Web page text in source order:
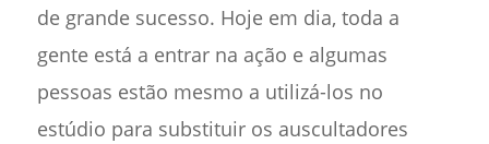
de grande sucesso. Hoje em dia, toda a
gente está a entrar na ação e algumas
pessoas estão mesmo a utilizá-los no
estúdio para substituir os auscultadores